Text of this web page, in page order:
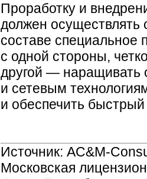
Проработку и
должен
составе специальное
с одной стороны,
другой —
и сетевым
и обеспечить
Источник: AC&M-
Московская